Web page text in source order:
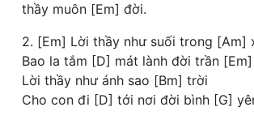
thầy muôn [Em] đời.
2. [Em] Lời thầy như suối trong [Am]
Bao la tắm [D] mát lành đời trần
Lời thầy như ánh sao [Bm] trời
Cho con đi [D] tới nơi đời bình [G]